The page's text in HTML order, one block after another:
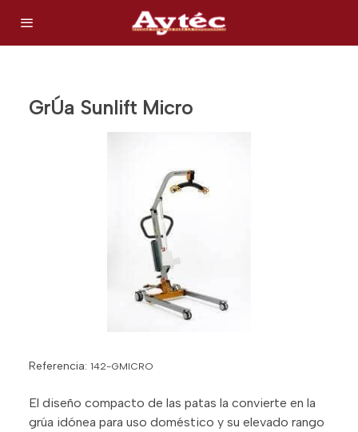
GrÚa Sunlift Micro
Referencia: 142-GMICRO
El diseño compacto de las patas la convierte en la
grúa idónea para uso doméstico y su elevado rango